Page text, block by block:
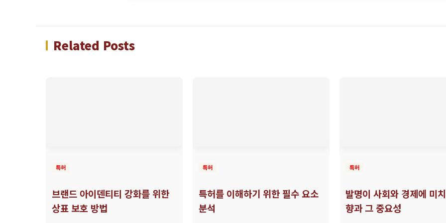
Related Posts
특허
브랜드 아이덴티티 강화를 위한
상표 보호 방법
특허
특허를 이해하기 위한 필수 요소
분석
특허
발명이 사회와 경제에 미
향과 그 중요성